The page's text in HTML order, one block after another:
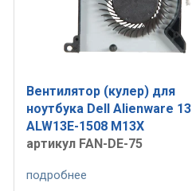
Вентилятор (кулер) для
ноутбука Dell Alienware 13
ALW13E-1508 M13X
артикул FAN-DE-75
подробнее